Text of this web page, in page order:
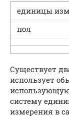
единицы
пол
Существует
использует
систему
измерения в